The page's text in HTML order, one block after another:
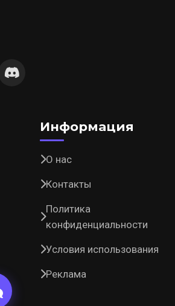
Информация
О нас
Контакты
Политика
конфиденциальности
Условия использования
Реклама